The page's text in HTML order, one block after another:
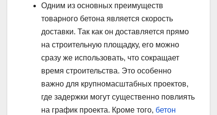
Одним из основных преимуществ
товарного бетона является скорость
доставки. Так как он доставляется прямо
на строительную площадку, его можно
сразу же использовать, что сокращает
время строительства. Это особенно
важно для крупномасштабных проектов,
где задержки могут существенно повлиять
на график проекта. Кроме того, бетон